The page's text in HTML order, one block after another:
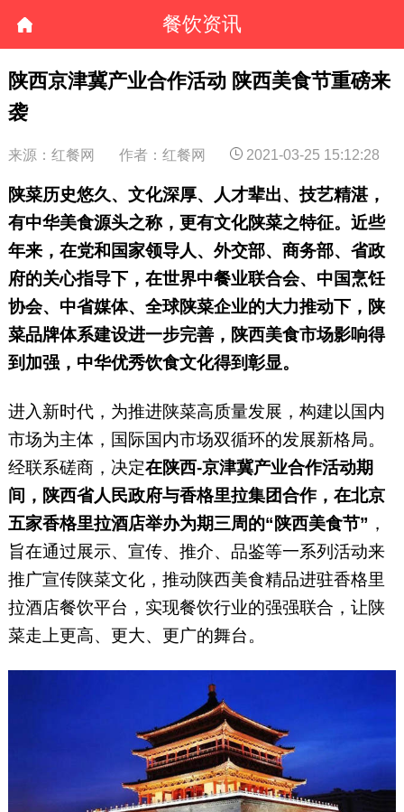
餐饮资讯
陕西京津冀产业合作活动 陕西美食节重磅来
袭
来源：红餐网 作者：红餐网 2021-03-25 15:12:28
陕菜历史悠久、文化深厚、人才辈出、技艺精湛，
有中华美食源头之称，更有文化陕菜之特征。近些
年来，在党和国家领导人、外交部、商务部、省政
府的关心指导下，在世界中餐业联合会、中国烹饪
协会、中省媒体、全球陕菜企业的大力推动下，陕
菜品牌体系建设进一步完善，陕西美食市场影响得
到加强，中华优秀饮食文化得到彰显。
进入新时代，为推进陕菜高质量发展，构建以国内
市场为主体，国际国内市场双循环的发展新格局。
经联系磋商，决定在陕西-京津冀产业合作活动期
间，陕西省人民政府与香格里拉集团合作，在北京
五家香格里拉酒店举办为期三周的“陕西美食节” ，
旨在通过展示、宣传、推介、品鉴等一系列活动来
推广宣传陕菜文化，推动陕西美食精品进驻香格里
拉酒店餐饮平台，实现餐饮行业的强强联合，让陕
菜走上更高、更大、更广的舞台。